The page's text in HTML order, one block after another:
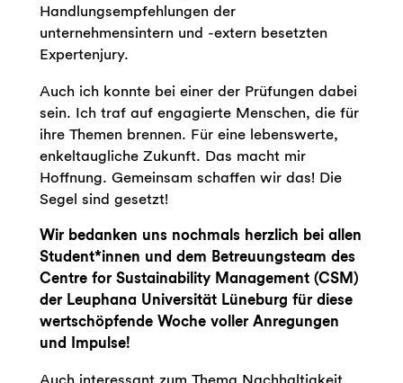
Handlungsempfehlungen der
unternehmensintern und -extern besetzten
Expertenjury.
Auch ich konnte bei einer der Prüfungen dabei
sein. Ich traf auf engagierte Menschen, die für
ihre Themen brennen. Für eine lebenswerte,
enkeltaugliche Zukunft. Das macht mir
Hoffnung. Gemeinsam schaffen wir das! Die
Segel sind gesetzt!
Wir bedanken uns nochmals herzlich bei allen
Student*innen und dem Betreuungsteam des
Centre for Sustainability Management (CSM)
der Leuphana Universität Lüneburg für diese
wertschöpfende Woche voller Anregungen
und Impulse!